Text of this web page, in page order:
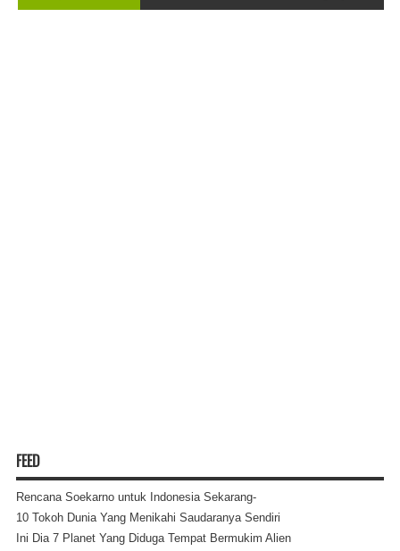
FEED
Rencana Soekarno untuk Indonesia Sekarang-
10 Tokoh Dunia Yang Menikahi Saudaranya Sendiri
Ini Dia 7 Planet Yang Diduga Tempat Bermukim Alien